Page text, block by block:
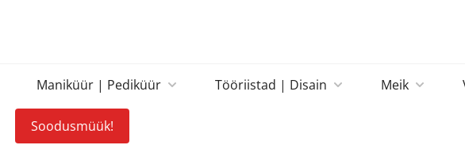
Maniküür | Pediküür Tööriistad | Disain Meik
Soodusmüük!